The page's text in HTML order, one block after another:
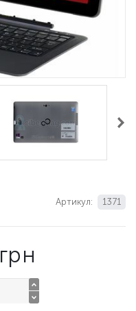
Артикул: 1371
грн